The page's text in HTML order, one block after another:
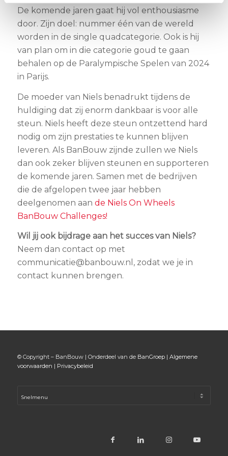
De komende jaren gaat hij vol enthousiasme
door. Zijn doel: nummer één van de wereld
worden in de single quadcategorie. Ook is hij
van plan om in die categorie goud te gaan
behalen op de Paralympische Spelen van 2024
in Parijs.
De moeder van Niels benadrukt tijdens de
huldiging dat zij enorm dankbaar is voor alle
steun. Niels heeft deze steun ontzettend hard
nodig om zijn prestaties te kunnen blijven
leveren. Als BanBouw zijnde zullen we Niels
dan ook zeker blijven steunen en supporteren
de komende jaren. Samen met de bedrijven
die de afgelopen twee jaar hebben
deelgenomen aan de Niels On Wheels
BanBouw Challenges!
Wil jij ook bijdrage aan het succes van Niels?
Neem dan contact op met
communicatie@banbouw.nl, zodat we je in
contact kunnen brengen.
© Copyright – BanBouw | Onderdeel van de BanGroep| Algemene
voorwaarden | Privacybeleid